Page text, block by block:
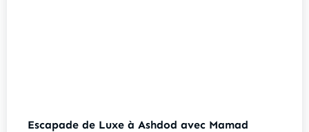
Escapade de Luxe à Ashdod avec Mamad